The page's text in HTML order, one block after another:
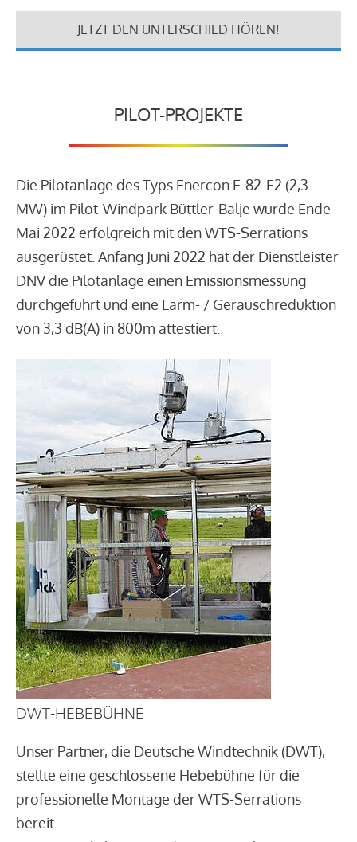
JETZT DEN UNTERSCHIED HÖREN!
PILOT-PROJEKTE
Die Pilotanlage des Typs Enercon E-82-E2 (2,3
MW) im Pilot-Windpark Büttler-Balje wurde Ende
Mai 2022 erfolgreich mit den WTS-Serrations
ausgerüstet. Anfang Juni 2022 hat der Dienstleister
DNV die Pilotanlage einen Emissionsmessung
durchgeführt und eine Lärm- / Geräuschreduktion
von 3,3 dB(A) in 800m attestiert.
DWT-HEBEBÜHNE
Unser Partner, die Deutsche Windtechnik (DWT),
stellte eine geschlossene Hebebühne für die
professionelle Montage der WTS-Serrations
bereit.